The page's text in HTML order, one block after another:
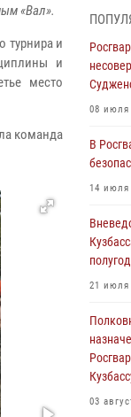
«Вал».
турнира и
и
место
команда
07
С 1
06
08 июля
В
14 июля
21 июля
03